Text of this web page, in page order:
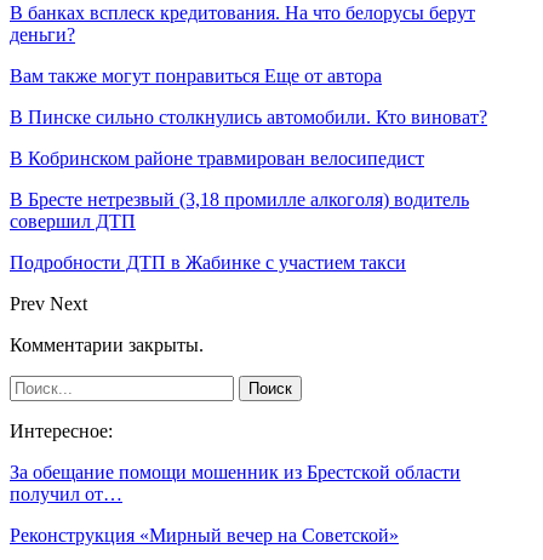
В банках всплеск кредитования. На что белорусы берут
деньги?
Вам также могут понравиться Еще от автора
В Пинске сильно столкнулись автомобили. Кто виноват?
В Кобринском районе травмирован велосипедист
В Бресте нетрезвый (3,18 промилле алкоголя) водитель
совершил ДТП
Подробности ДТП в Жабинке с участием такси
Prev Next
Комментарии закрыты.
Интересное:
За обещание помощи мошенник из Брестской области
получил от…
Реконструкция «Мирный вечер на Советской»